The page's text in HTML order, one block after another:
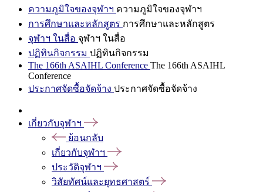
ความภูมิใจของจุฬาฯ ความภูมิใจของจุฬาฯ
การศึกษาและหลักสูตร การศึกษาและหลักสูตร
จุฬาฯ ในสื่อ จุฬาฯ ในสื่อ
ปฏิทินกิจกรรม ปฏิทินกิจกรรม
The 166th ASAIHL Conference The 166th ASAIHL
Conference
ประกาศจัดซื้อจัดจ้าง ประกาศจัดซื้อจัดจ้าง
เกี่ยวกับจุฬาฯ
ย้อนกลับ
เกี่ยวกับจุฬาฯ
ประวัติจุฬาฯ
วิสัยทัศน์และยุทธศาสตร์